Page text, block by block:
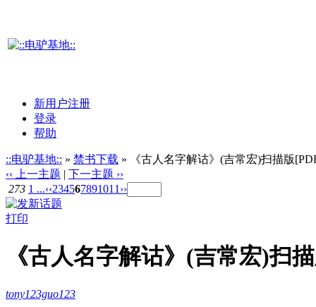
新用户注册
登录
帮助
::电驴基地:: » 禁书下载 » 《古人名字解诂》(吉常宏)扫描版
‹‹ 上一主题 | 下一主题 ››
273 1 ...‹‹234567891011 ››
打印
《古人名字解诂》(吉常宏)扫
tony123guo123